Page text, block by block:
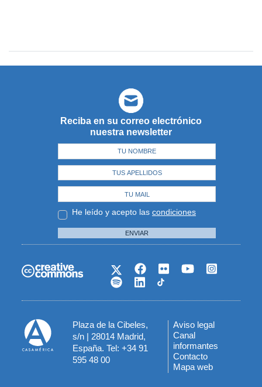
Reciba en su correo electrónico
nuestra newsletter
He leído y acepto las condiciones
ENVIAR
Plaza de la Cibeles,
s/n | 28014 Madrid,
España. Tel: +34 91
595 48 00
Menú
del
pie
Aviso legal
Canal
informantes
Contacto
Mapa web